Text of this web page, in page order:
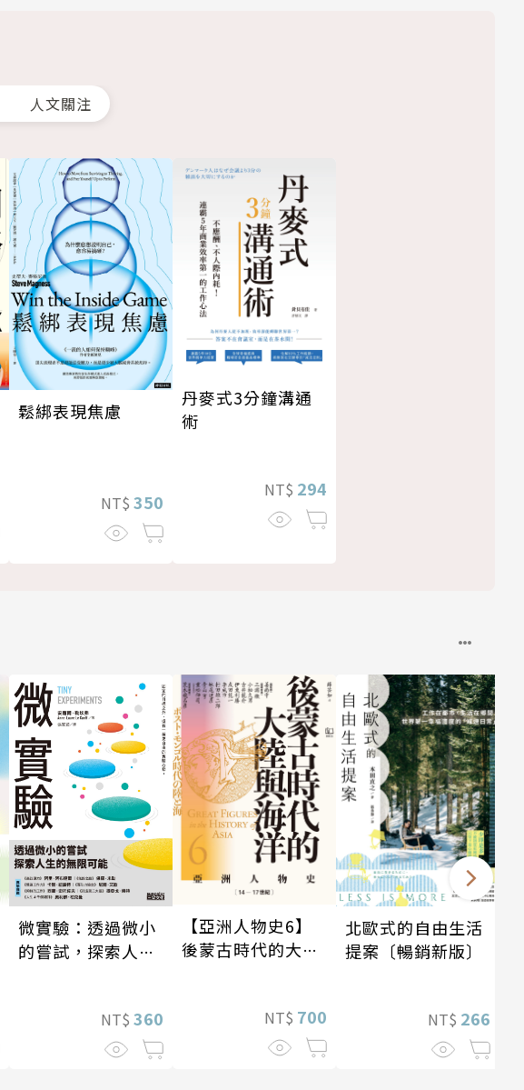
人文關注
鬆綁表現焦慮
NT$ 350
丹麥式3分鐘溝通
術
NT$ 294
微實驗：透過微小
的嘗試，探索人生
NT$ 360
【亞洲人物史6】
後蒙古時代的大陸
NT$ 700
北歐式的自由生活
提案〔暢銷新版〕
NT$ 266